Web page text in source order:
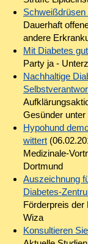
Schweißdrüsen
Dauerhaft
andere
Mit Diabetes
Party ja -
Nachhaltige
Gesünder
Hypohund
wittert
Medizinale-
Dortmund
Auszeichnung
Diabetes-
Förderpreis der
Wiza
Konsultieren